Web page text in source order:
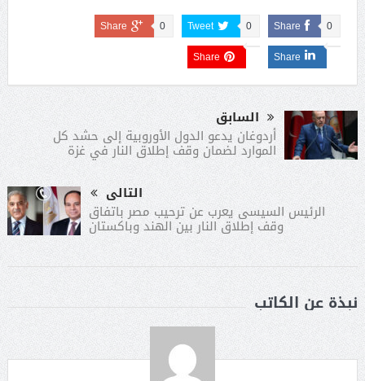
Share 0
Tweet 0
Share 0
Share
Share
السابق
أردوغان يدعو الدول الأوروبية إلى حشد كل
الموارد لضمان وقف إطلاق النار في غزة
التالى
الرئيس السيسى يعرب عن ترحيب مصر باتفاق
وقف إطلاق النار بين الهند وباكستان
نبذة عن الكاتب